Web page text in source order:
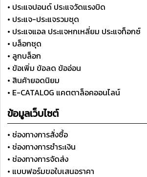
• ประแจปอนด์ ประแจวัดแรงบิด
• ประแจ-ประแจรวมชุด
• ประแจแอล ประแจหกเหลี่ยม ประแจท็อกซ์
• บล็อกชุด
• ลูกบล็อก
• ข้อเพิ่ม ข้อลด ข้ออ่อน
• สินค้ายอดนิยม
• E-CATALOG แคตตาล็อคออนไลน์
ข้อมูลเว็บไซต์
• ช่องทางการสั่งซื้อ
• ช่องทางการชำระเงิน
• ช่องทางการจัดส่ง
• แบบฟอร์มขอใบเสนอราคา